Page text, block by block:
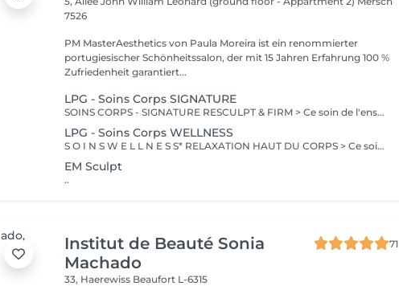
7526
PM MasterAesthetics von Paula Moreira ist ein renommierter
portugiesischer Schönheitssalon, der mit 15 Jahren Erfahrung 100 %
Zufriedenheit garantiert...
LPG - Soins Corps SIGNATURE
SOINS CORPS - SIGNATURE RESCULPT & FIRM > Ce soin de l'ensemble du corps raffermit la peau et redonne du galbe aux courbes pour retrouver une silhouette resculptée et plus ferme tout en procurant un grand moment de bien-être. CELLULITE LISSANT > Ce soin ciblé déstocke les graisses localisées, défibrose et assouplit les tissus pour traiter efficacement la cellulite adipeuse et fibreuse tout en procurant un grand moment de bien-être. DÉCOUVERTE Ce soin propose une introduction à la technique endermologie® afin de découvrir le potentiel des différentes stimulations cellulaires et les sensations uniques qu'elles procurent. BILAN PERSONNALISÉ Tout programme de soin endermologie® corps commence par un bilan ultra-précis, avec l'application professionnelle ENDERMOLINK. Il se déroule en trois étapes clés : 1. Décryptage de votre mode de vie. 2. Analyse pointue de l'état de votre peau. 3. Création de votre programme sur-mesure.
LPG - Soins Corps WELLNESS
S O I N S W E L L N E S S* RELAXATION HAUT DU CORPS > Ce soin favorise un relâchement profond des tensions dans le dos, la nuque, les épaules et le cuir chevelu pour apporter une relaxation complète et une sensation de bien-être global revitalisante. DÉTOX DRAINANT > Ce soin active les échanges circulatoires pour agir sur la rétention d'eau et éliminer les toxines, offrant un effet dynamisant et une sensation de légèreté aux jambes. VITALITÉ STRESS SOMMEIL > Ce soin de l'ensemble du corps diminue le stress, augmente la vitalité et améliore la qualité du sommeil pour apporter un mieux-être global tout en renforçant les défenses naturelles. RECUP DEEP TISSUE > En agissant sur les tissus profonds, ce soin soulage les tensions musculaires et favorise une meilleure récupération sportive en diminuant les courbatures. INTENSE WELLNESS > Ce soin de l'ensemble du corps détend les zones de tensions musculaires et favorise un lâcher prise total, offrant ainsi une relaxation profonde et une sensation de bien-être intensifi ée.
EM Sculpt
..
Institut de Beauté Sonia
Machado
71
33, Haerewiss Beaufort L-6315